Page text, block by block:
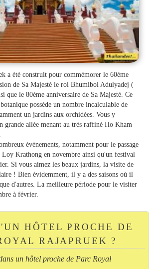
a été construit pour commémorer le 60ème
de Sa Majesté le roi Bhumibol Adulyadej (
que le 80ème anniversaire de Sa Majesté. Ce
possède un nombre incalculable de
un jardins aux orchidées. Vous y
grande allée menant au très raffiné Ho Kham
événements, notamment pour le passage
Loy Krathong en novembre ainsi qu'un festival
Si vous aimez les beaux jardins, la visite de
! Bien évidemment, il y a des saisons où il
d'autres. La meilleure période pour le visiter
à février.
HÔTEL PROCHE DE
RAJAPRUEK ?
un hôtel proche de Parc Royal